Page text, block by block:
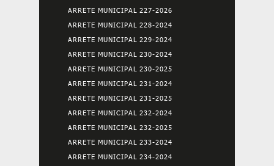
ARRETE MUNICIPAL 227-2026
ARRETE MUNICIPAL 228-2024
ARRETE MUNICIPAL 229-2024
ARRETE MUNICIPAL 230-2024
ARRETE MUNICIPAL 230-2025
ARRETE MUNICIPAL 231-2024
ARRETE MUNICIPAL 231-2025
ARRETE MUNICIPAL 232-2024
ARRETE MUNICIPAL 232-2025
ARRETE MUNICIPAL 233-2024
ARRETE MUNICIPAL 234-2024